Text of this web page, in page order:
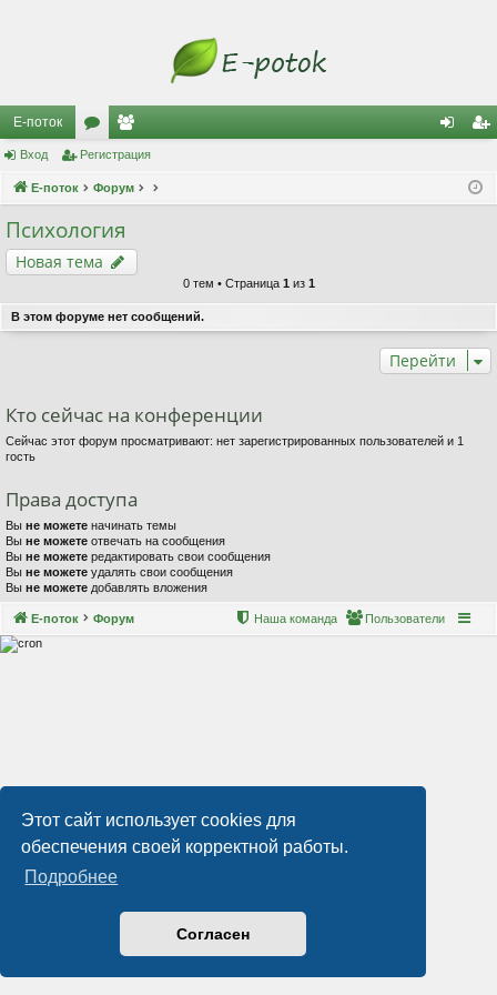
Этот сайт использует cookies для
обеспечения своей корректной работы.
Подробнее
Согласен
Е-поток
ор
ум
ол
ьз
ат
и
ис
Вход Регистрация
Е-поток Форум
Психология
Новая тема
0 тем • Страница 1 из 1
В этом форуме нет сообщений.
Перейти
Кто сейчас на конференции
Сейчас этот форум просматривают: нет зарегистрированных пользователей и 1
гость
Права доступа
Вы не можете начинать темы
Вы не можете отвечать на сообщения
Вы не можете редактировать свои сообщения
Вы не можете удалять свои сообщения
Вы не можете добавлять вложения
Е-поток Форум Пользователи
Наша команда